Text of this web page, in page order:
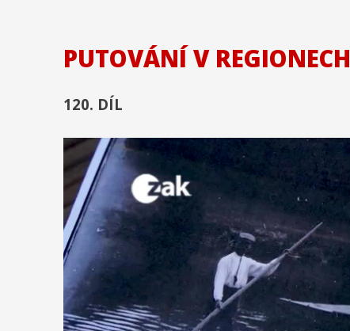
PUTOVÁNÍ V REGIONECH
120. DÍL